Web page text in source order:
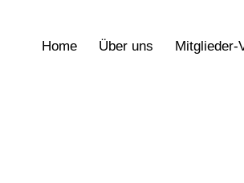
Home Über uns Mitglieder-